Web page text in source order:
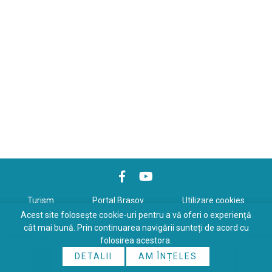
Turism Portal Braşov Utilizare cookies
Politică de confidenţialitate
Copyrights © 2026 All Rights Reserved. Powered by
Online
Acest site folosește cookie-uri pentru a vă oferi o experiență
cât mai bună. Prin continuarea navigării sunteți de acord cu
folosirea acestora.
DETALII
AM ÎNȚELES